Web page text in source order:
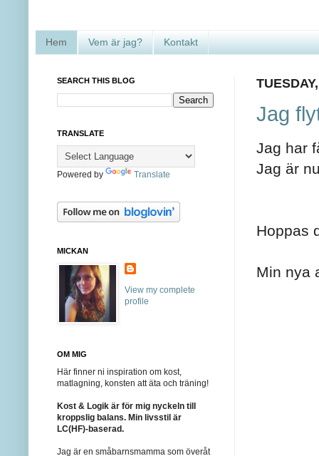
Hem Vem är jag? Kontakt
Jag
Jag har
Jag är
Hoppas
Min nya
SEARCH THIS BLOG
TRANSLATE
Powered by Translate
MICKAN
View my complete
profile
OM MIG
Här finner ni inspiration om kost,
matlagning, konsten att äta och träning!
Kost & Logik är för mig nyckeln till
kroppslig balans. Min livsstil är
LC(HF)-baserad.
Jag är en småbarnsmamma som överåt